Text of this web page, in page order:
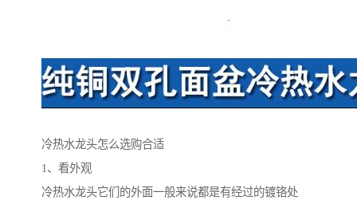
冷热水龙头怎么选购合适
1、看外观
冷热水龙头它们的外面一般来说都是有经过的镀铬处